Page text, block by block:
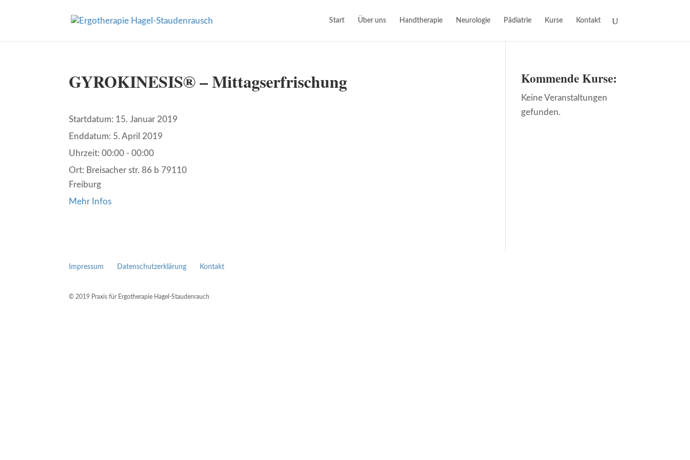
Start Über uns Handtherapie Neurologie Pädiatrie Kurse Kontakt
GYROKINESIS® – Mittagserfrischung
Startdatum: 15. Januar 2019
Enddatum: 5. April 2019
Uhrzeit:00:00 - 00:00
Ort: Breisacher str. 86 b 79110
Freiburg
Mehr Infos
Kommende Kurse:
Keine Veranstaltungen
gefunden.
Impressum Datenschutzerklärung Kontakt
© 2019 Praxis für Ergotherapie Hagel-Staudenrauch